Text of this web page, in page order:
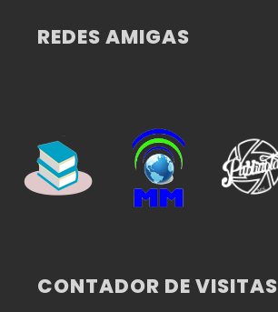
REDES AMIGAS
CONTADOR DE VISITAS